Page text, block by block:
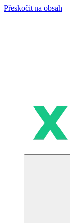
Přeskočit na obsah